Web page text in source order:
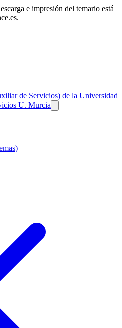
e impresión del temario está
de Servicios) de la Universidad
U. Murcia